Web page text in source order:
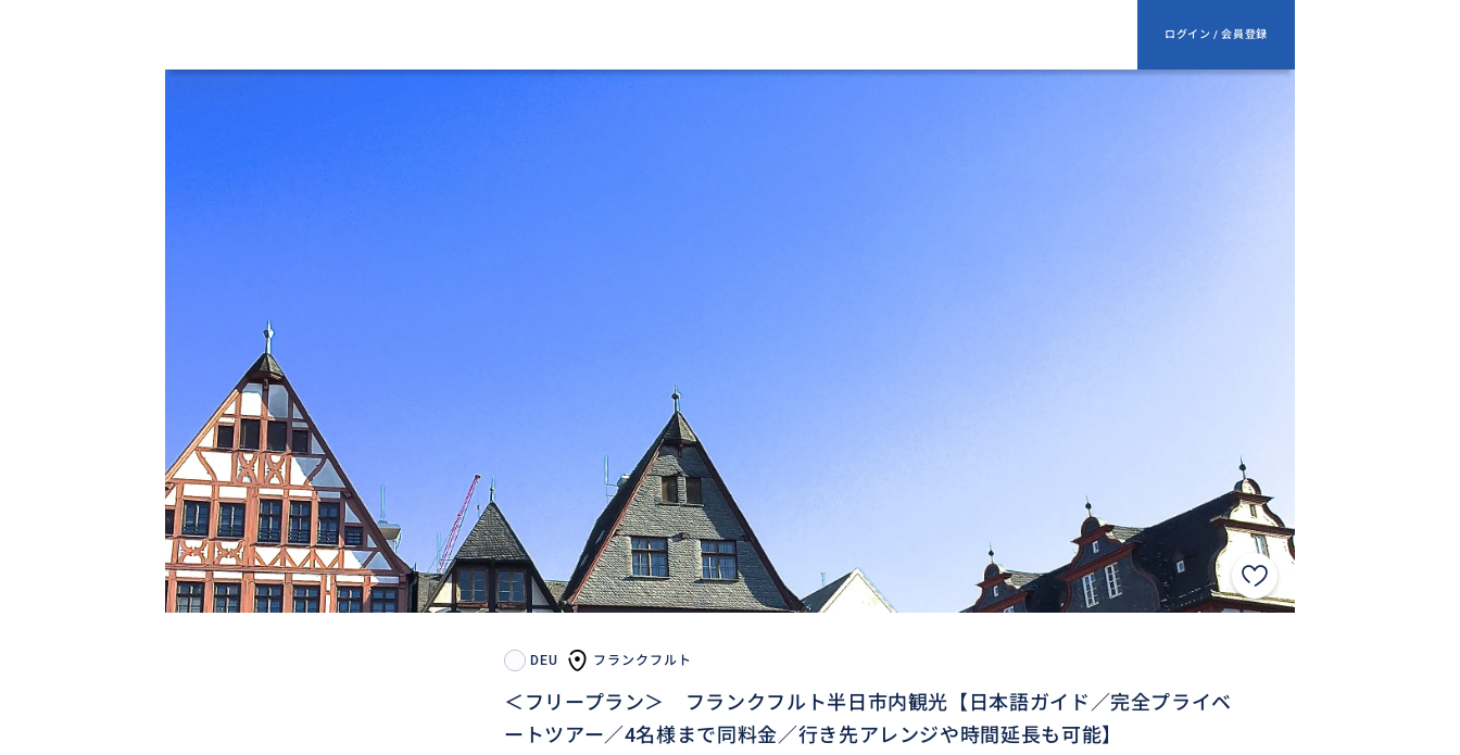
ログイン / 会員登録
DEU フランクフルト
＜フリープラン＞ フランクフルト半日市内観光【日本語ガイド／完全プライベ
ートツアー／4名様まで同料金／行き先アレンジや時間延長も可能】